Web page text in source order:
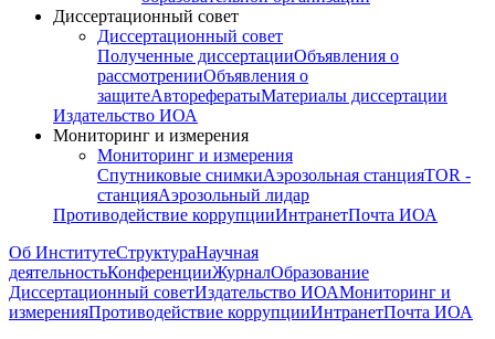
Диссертационный совет
Диссертационный совет
Полученные диссертацииОбъявления о
рассмотренииОбъявления о
защитеАвторефератыМатериалы диссертации
Издательство ИОА
Мониторинг и измерения
Мониторинг и измерения
Спутниковые снимкиАэрозольная станцияTOR -
станцияАэрозольный лидар
Противодействие коррупцииИнтранетПочта ИОА
Об ИнститутеСтруктураНаучная
деятельностьКонференцииЖурналОбразование
Диссертационный советИздательство ИОАМониторинг и
измеренияПротиводействие коррупцииИнтранетПочта ИОА